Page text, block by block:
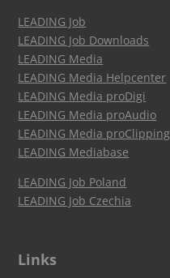
LEADING Job
LEADING Job Downloads
LEADING Media
LEADING Media Helpcenter
LEADING Media proDigi
LEADING Media proAudio
LEADING Media proClipping
LEADING Mediabase
LEADING Job Poland
LEADING Job Czechia
Links